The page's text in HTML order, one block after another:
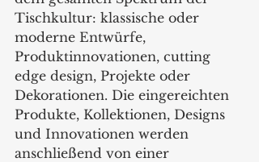
Tischkultur: klassische oder
moderne Entwürfe,
Produktinnovationen, cutting
edge design, Projekte oder
Dekorationen. Die eingereichten
Produkte, Kollektionen, Designs
und Innovationen werden
anschließend von einer